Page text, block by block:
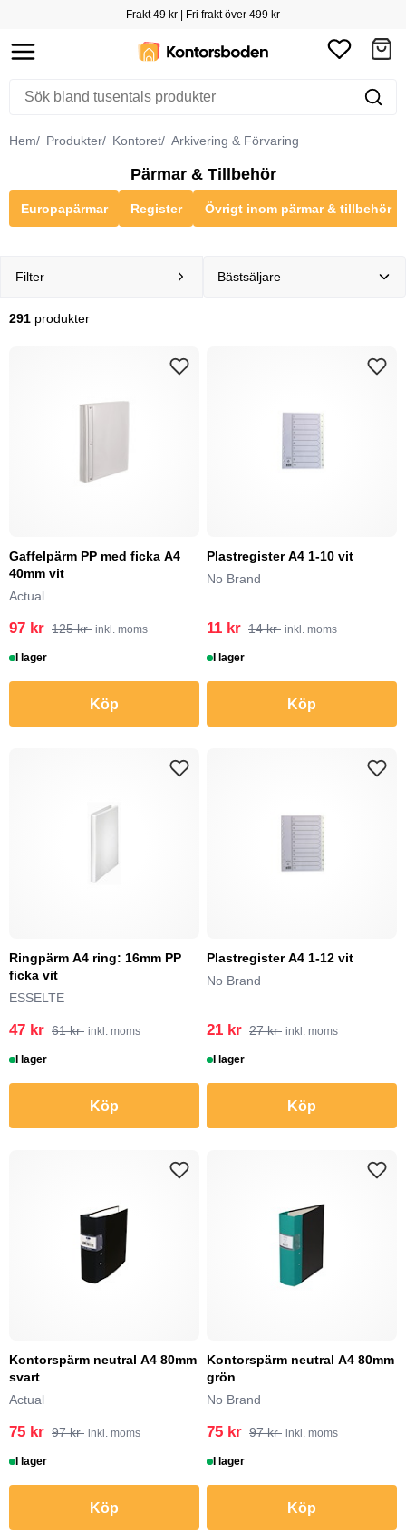
Frakt 49 kr | Fri frakt över 499 kr
Hem Produkter Kontoret Arkivering & Förvaring
Pärmar & Tillbehör
Europapärmar Register Övrigt inom pärmar & tillbehör
Filter
291 produkter
Gaffelpärm PP med ficka A4
40mm vit
Actual
97 kr 125 kr inkl. moms
I lager
Köp
Plastregister A4 1-10 vit
No Brand
11 kr 14 kr inkl. moms
I lager
Köp
Ringpärm A4 ring: 16mm PP
ficka vit
ESSELTE
47 kr 61 kr inkl. moms
I lager
Köp
Plastregister A4 1-12 vit
No Brand
21 kr 27 kr inkl. moms
I lager
Köp
Kontorspärm neutral A4 80mm
svart
Actual
75 kr 97 kr inkl. moms
I lager
Köp
Kontorspärm neutral A4 80mm
grön
No Brand
75 kr 97 kr inkl. moms
I lager
Köp